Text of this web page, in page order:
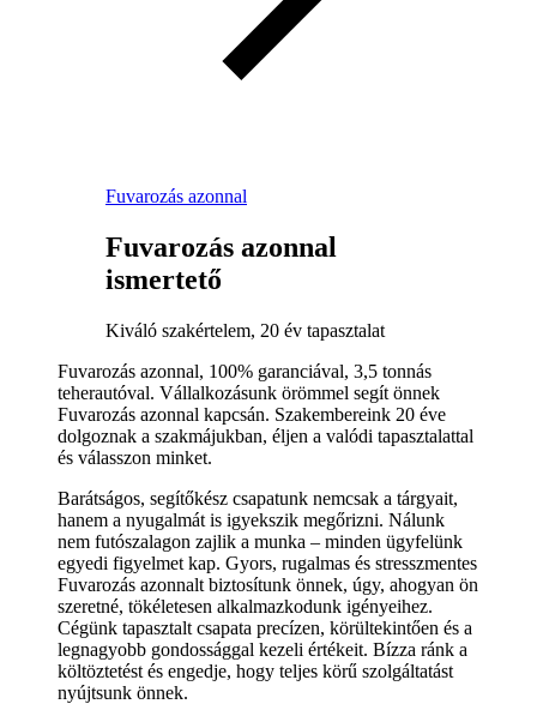
Fuvarozás azonnal
Fuvarozás azonnal
ismertető
Kiváló szakértelem, 20 év tapasztalat
Fuvarozás azonnal, 100% garanciával, 3,5 tonnás
teherautóval. Vállalkozásunk örömmel segít önnek
Fuvarozás azonnal kapcsán. Szakembereink 20 éve
dolgoznak a szakmájukban, éljen a valódi tapasztalattal
és válasszon minket.
Barátságos, segítőkész csapatunk nemcsak a tárgyait,
hanem a nyugalmát is igyekszik megőrizni. Nálunk
nem futószalagon zajlik a munka – minden ügyfelünk
egyedi figyelmet kap. Gyors, rugalmas és stresszmentes
Fuvarozás azonnalt biztosítunk önnek, úgy, ahogyan ön
szeretné, tökéletesen alkalmazkodunk igényeihez.
Cégünk tapasztalt csapata precízen, körültekintően és a
legnagyobb gondossággal kezeli értékeit. Bízza ránk a
költöztetést és engedje, hogy teljes körű szolgáltatást
nyújtsunk önnek.